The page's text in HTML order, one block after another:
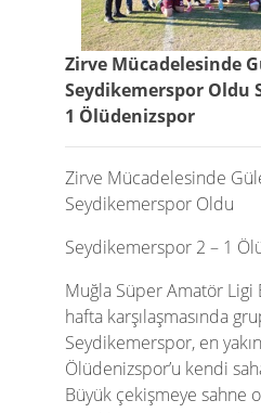
Zirve Mücadelesinde
Seydikemerspor Oldu
1 Ölüdenizspor
Zirve Mücadelesinde
Seydikemerspor Oldu
Seydikemerspor 2 – 1
Muğla Süper Amatör Ligi
hafta karşılaşmasında
Seydikemerspor, en
Ölüdenizspor’u kendi
Büyük çekişmeye sahne